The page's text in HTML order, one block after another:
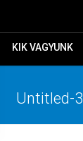
KIK VAGYUNK
Untitled-3